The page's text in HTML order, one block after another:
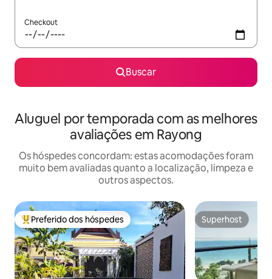
Checkout
Buscar
Aluguel por temporada com as melhores
avaliações em Rayong
Os hóspedes concordam: estas acomodações foram
muito bem avaliadas quanto a localização, limpeza e
outros aspectos.
Entre os melhores preferidos dos hóspedes
Preferido dos hóspedes Superhost
Superhost